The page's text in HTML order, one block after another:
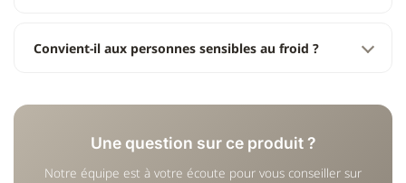
Convient-il aux personnes sensibles au froid ?
Une question sur ce produit ?
Notre équipe est à votre écoute pour vous conseiller sur